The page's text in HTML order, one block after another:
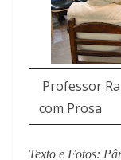
Professor
com Prosa
Texto e Fotos: